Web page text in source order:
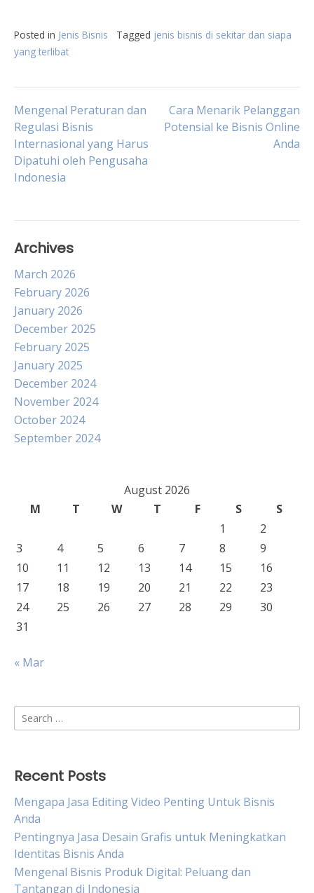
Posted in Jenis Bisnis Tagged jenis bisnis di sekitar dan siapa
yang terlibat
Post
navigation
Mengenal Peraturan dan
Regulasi Bisnis
Internasional yang Harus
Dipatuhi oleh Pengusaha
Indonesia
Cara Menarik Pelanggan
Potensial ke Bisnis Online
Anda
Archives
March 2026
February 2026
January 2026
December 2025
February 2025
January 2025
December 2024
November 2024
October 2024
September 2024
August 2026
M
T W T F S
S
1
2
3
4 5 6 7 8
9
10
11 12 13 14 15
16
17
18 19 20 21 22
23
24
25 26 27 28 29
30
31
« Mar
Search
for:
Recent Posts
Mengapa Jasa Editing Video Penting Untuk Bisnis
Anda
Pentingnya Jasa Desain Grafis untuk Meningkatkan
Identitas Bisnis Anda
Mengenal Bisnis Produk Digital: Peluang dan
Tantangan di Indonesia